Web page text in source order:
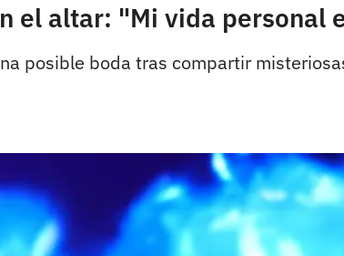
el altar: "Mi vida personal
posible boda tras compartir